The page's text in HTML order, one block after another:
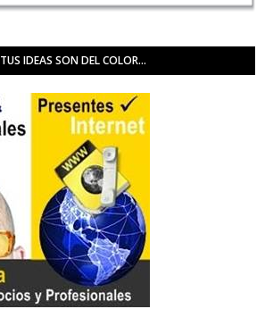
TUS IDEAS SON DEL COLOR...